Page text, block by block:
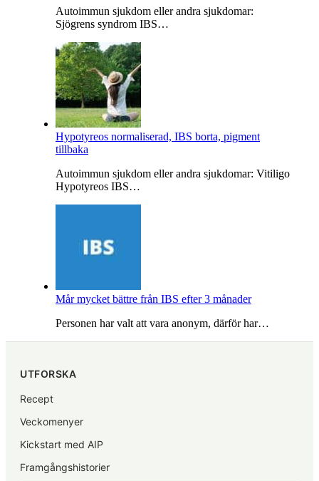
Autoimmun sjukdom eller andra sjukdomar:
Sjögrens syndrom IBS…
Hypotyreos normaliserad, IBS borta, pigment
tillbaka
Autoimmun sjukdom eller andra sjukdomar: Vitiligo
Hypotyreos IBS…
Mår mycket bättre från IBS efter 3 månader
Personen har valt att vara anonym, därför har…
UTFORSKA
Recept
Veckomenyer
Kickstart med AIP
Framgångshistorier